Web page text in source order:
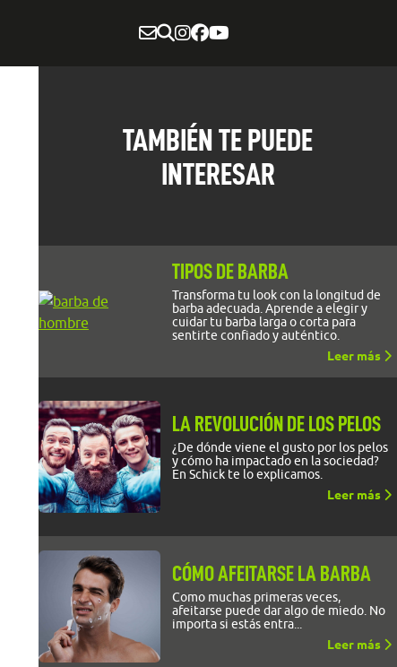
TAMBIÉN TE PUEDE
INTERESAR
TIPOS DE BARBA
Transforma tu look con la longitud de
barba adecuada. Aprende a elegir y
cuidar tu barba larga o corta para
sentirte confiado y auténtico.
Leer más
LA REVOLUCIÓN DE LOS PELOS
¿De dónde viene el gusto por los pelos
y cómo ha impactado en la sociedad?
En Schick te lo explicamos.
Leer más
CÓMO AFEITARSE LA BARBA
Como muchas primeras veces,
afeitarse puede dar algo de miedo. No
importa si estás entra...
Leer más